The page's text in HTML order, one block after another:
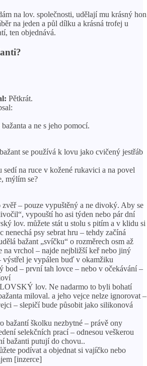
na lov. společnosti, udělají mu krásný hon
na jeden a půl dílku a krásná trofej u
ten objednává.
Pětkrát.
a ne s jeho pomocí.
se používá k lovu jako cvičený jestřáb
sedí na ruce v kožené rukavici a na povel
mýlím se?
– pouze vypuštěný a ne divoký. Aby se
vypouští ho asi týden nebo pár dní
lov. můžete stát u stolu s pitím a v klidu si
psy sebrat hru – tehdy začíná
bažant „svíčku“ o rozměrech osm až
na vrchol – najde nejbližší keř nebo jiný
výstřel je vypálen buď v okamžiku
bod – první tah lovce – nebo v očekávání –
lov. Ne nadarmo to byli bohatí
miloval. a jeho vejce nelze ignorovat –
– slepičí bude působit jako silikonová
bažantí školku nezbytné – právě ony
selekčních prací – odnesou veškerou
bažanti putují do chovu..
podívat a objednat si vajíčko nebo
[inzerce]